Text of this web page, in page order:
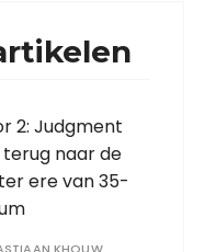
2: Judgment
naar de
ere van 35-